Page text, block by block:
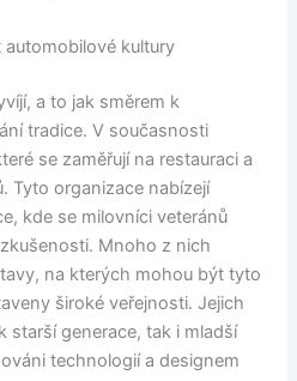
kultury
a to jak směrem k
tradice. V současnosti
se zaměřují na restauraci a
Tyto organizace nabízejí
kde se milovníci veteránů
Mnoho z nich
na kterých mohou být tyto
široké veřejnosti. Jejich
starší generace, tak i mladší
technologií a designem